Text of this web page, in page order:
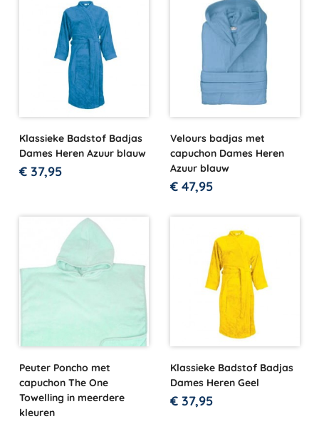
Klassieke Badstof Badjas
Dames Heren Azuur blauw
€ 37,95
Velours badjas met
capuchon Dames Heren
Azuur blauw
€ 47,95
Peuter Poncho met
capuchon The One
Towelling in meerdere
kleuren
Klassieke Badstof Badjas
Dames Heren Geel
€ 37,95